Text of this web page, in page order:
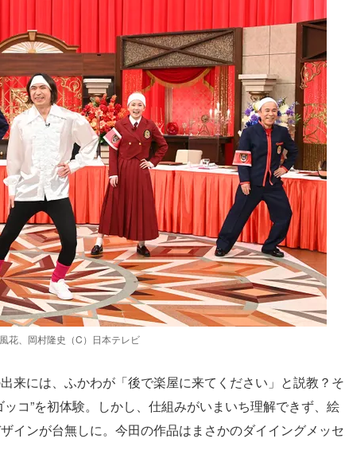
花、岡村隆史（C）日本テレビ
来には、ふかわが「後で楽屋に来てください」と説教？そ
コ”を初体験。しかし、仕組みがいまいち理解できず、絵
インが台無しに。今田の作品はまさかのダイイングメッセ